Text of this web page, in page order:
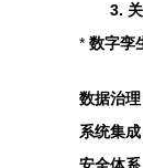
3.
* 数字孪
数据治理
系统集成